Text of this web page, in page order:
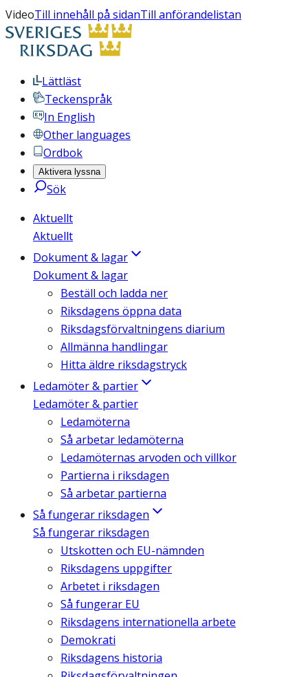
VideoTill innehåll på sidanTill anförandelistan
Lättläst
Teckenspråk
In English
Other languages
Ordbok
Aktivera lyssna
Sök
Aktuellt
Aktuellt
Dokument & lagar
Dokument & lagar
Beställ och ladda ner
Riksdagens öppna data
Riksdagsförvaltningens diarium
Allmänna handlingar
Hitta äldre riksdagstryck
Ledamöter & partier
Ledamöter & partier
Ledamöterna
Så arbetar ledamöterna
Ledamöternas arvoden och villkor
Partierna i riksdagen
Så arbetar partierna
Så fungerar riksdagen
Så fungerar riksdagen
Utskotten och EU-nämnden
Riksdagens uppgifter
Arbetet i riksdagen
Så fungerar EU
Riksdagens internationella arbete
Demokrati
Riksdagens historia